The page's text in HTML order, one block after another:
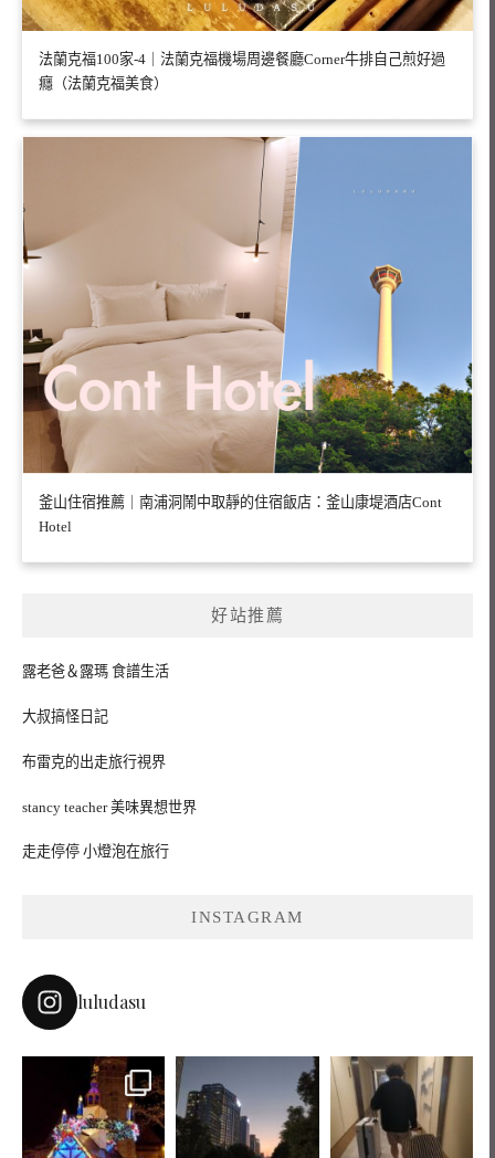
法蘭克福100家-4｜法蘭克福機場周邊餐廳Corner牛排自己煎好過
癮（法蘭克福美食）
釜山住宿推薦｜南浦洞鬧中取靜的住宿飯店：釜山康堤酒店Cont
Hotel
好站推薦
露老爸＆露瑪 食譜生活
大叔搞怪日記
布雷克的出走旅行視界
stancy teacher 美味異想世界
走走停停 小燈泡在旅行
INSTAGRAM
luludasu